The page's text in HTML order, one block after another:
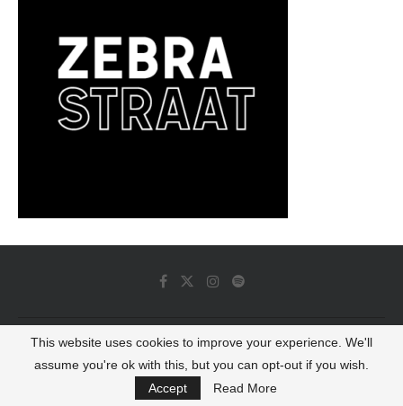
© 2022 - Luminous Dash All Rights Reserved
BACK TO TOP
This website uses cookies to improve your experience. We'll
assume you're ok with this, but you can opt-out if you wish.
Accept
Read More